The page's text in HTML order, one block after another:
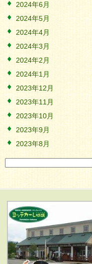
2024年6月
2024年5月
2024年4月
2024年3月
2024年2月
2024年1月
2023年12月
2023年11月
2023年10月
2023年9月
2023年8月
検
索: